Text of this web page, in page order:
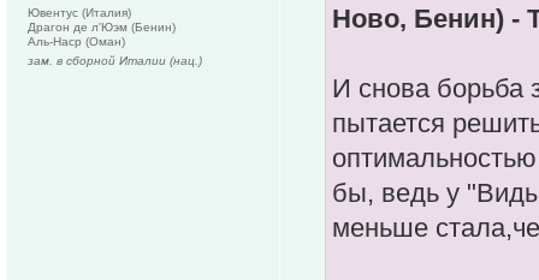
Ново, Бенин) -
И снова борьба
пытается
бы, ведь у
меньше
Ювентус (Италия)
Драгон де л'Юэм (Бенин)
Аль-Наср (Оман)
зам. в сборной Италии (нац.)